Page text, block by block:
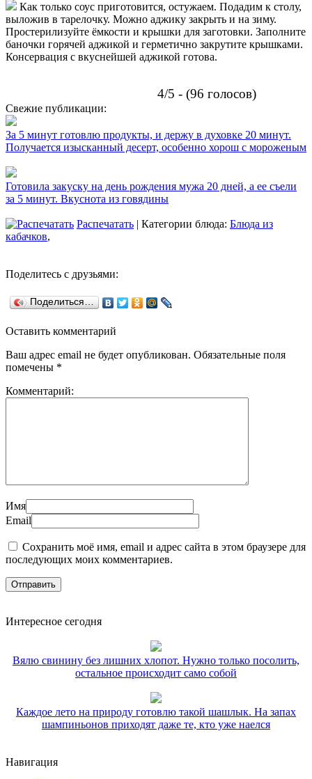
Как только соус приготовится, остужаем. Подадим к столу,
выложив в тарелочку. Можно аджику закрыть и на зиму.
Простерилизуйте ёмкости и крышки для заготовки. Заполните
баночки горячей аджикой и герметично закрутите крышками.
Консервация с вкуснейшей аджикой готова.
4/5 - (96 голосов)
Свежие публикации:
За 5 минут готовлю продукты, и держу в духовке 20 минут.
Получается изысканный десерт, особенно хорош с мороженым
Готовила закуску на день рождения мужа 20 дней, а ее съели
за 5 минут. Вкуснота из говядины
Распечатать | Категории блюда: Блюда из
кабачков,
Поделитесь с друзьями:
Поделиться…
Оставить комментарий
Ваш адрес email не будет опубликован. Обязательные поля
помечены *
Комментарий:
Имя
Email
Сохранить моё имя, email и адрес сайта в этом браузере для
последующих моих комментариев.
Интересное сегодня
Вялю свинину без лишних хлопот. Нужно только посолить,
остальное происходит само собой
Каждое лето на природу готовлю такой шашлык. На запах
шампиньонов приходят даже те, кто уже наелся
Навигация